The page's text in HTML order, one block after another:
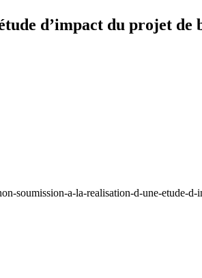
d’impact du projet
soumission-a-la-realisation-d-une-etude-